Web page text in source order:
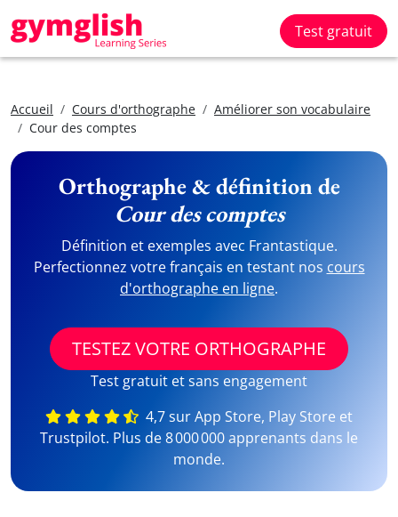
Test gratuit
Accueil Cours d'orthographe
Améliorer son vocabulaire
Cour des comptes
Orthographe & définition de
Cour des comptes
Définition et exemples avec Frantastique.
Perfectionnez votre français en testant nos cours
d'orthographe en ligne.
TESTEZ VOTRE ORTHOGRAPHE
Test gratuit et sans engagement
4,7 sur App Store, Play Store et
Trustpilot. Plus de 8 000 000 apprenants dans le
monde.